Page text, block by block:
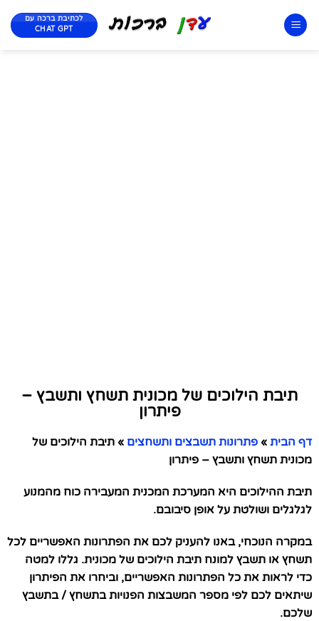
לכתיבת ברכה עם
CHAT GPT
תיבת הילוכים של מכונית תשחץ ותשבץ –
פיתרון
דף הבית » פתרונות תשבצים ותשחצים » תיבת הילוכים של
מכונית תשחץ ותשבץ – פיתרון
תיבת ההילוכים היא המערכת המכנית המעבירה כוח מהמנוע
לגלגלים ושולטת על אופן סיבובם.
במקרה הנוכחי, באנו להעניק לכם את הפתרונות האפשריים לכל
תשחץ או תשבץ למונח תיבת הילוכים של מכונית. גללו למטה
כדי לראות את כל הפתרונות האפשריים, וביחרו את הפיתרון
שיתאים לכם לפי מספר המשבצות הפנויות בתשחץ / בתשבץ
שלכם.